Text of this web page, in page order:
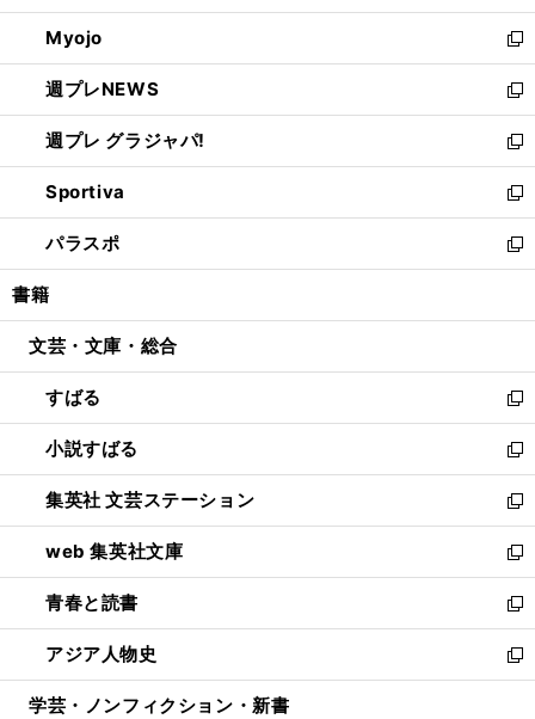
開
く
ウ
で
開
く
ン
ド
ウ
で
開
く
ウ
ィ
ン
ド
ウ
で
開
く
Myojo
新
し
い
ウ
ィ
ン
ド
ウ
で
開
週プレNEWS
新
し
い
ウ
ィ
ン
ド
ウ
開
週プレ グラジャパ!
新
し
い
ウ
ィ
ン
ウ
開
く
Sportiva
新
し
い
ウ
ン
ウ
で
開
く
パラスポ
新
し
ウ
ン
ド
ウ
で
開
く
書籍
文芸・文庫・総合
すばる
新
し
い
ウ
ィ
ン
ド
ウ
で
開
く
小説すばる
新
し
い
ウ
ィ
ン
ド
ウ
で
開
集英社 文芸ステーション
新
し
い
ウ
ィ
ン
ド
ウ
web 集英社文庫
新
し
い
ウ
ィ
ン
青春と読書
新
し
い
ウ
アジア人物史
新
し
学芸・ノンフィクション・新書